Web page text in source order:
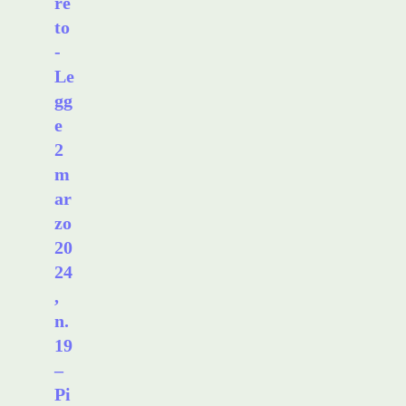
to
-
Le
gg
e
2
m
ar
zo
20
24
,
n.
19
–
Pi